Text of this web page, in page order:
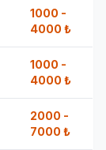
1000 -
4000 ₺
1000 -
4000 ₺
2000 -
7000 ₺